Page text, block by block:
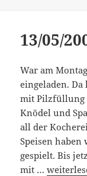
13/05/
War am
eingeladen.
mit Pilzfüllung
Knödel und
all der
Speisen haben
gespielt. Bis
mit …13/05/